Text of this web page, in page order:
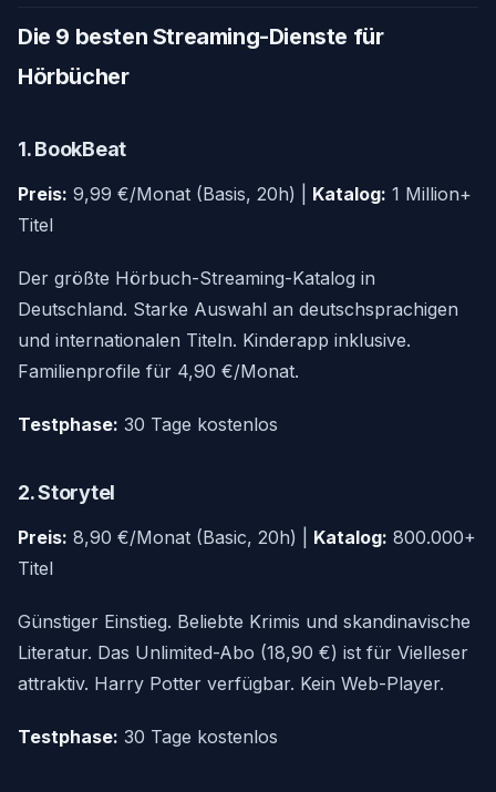
Die 9 besten Streaming-Dienste für
Hörbücher
1. BookBeat
Preis: 9,99 €/Monat (Basis, 20h) | Katalog: 1 Million+
Titel
Der größte Hörbuch-Streaming-Katalog in
Deutschland. Starke Auswahl an deutschsprachigen
und internationalen Titeln. Kinderapp inklusive.
Familienprofile für 4,90 €/Monat.
Testphase: 30 Tage kostenlos
2. Storytel
Preis: 8,90 €/Monat (Basic, 20h) | Katalog: 800.000+
Titel
Günstiger Einstieg. Beliebte Krimis und skandinavische
Literatur. Das Unlimited-Abo (18,90 €) ist für Vielleser
attraktiv. Harry Potter verfügbar. Kein Web-Player.
Testphase: 30 Tage kostenlos